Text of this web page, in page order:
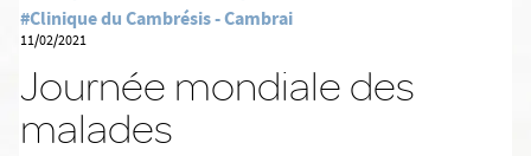
#Clinique du Cambrésis - Cambrai
11/02/2021
Journée mondiale des
malades